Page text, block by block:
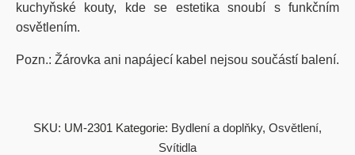
kuchyňské kouty, kde se estetika snoubí s funkčním
osvětlením.
Pozn.: Žárovka ani napájecí kabel nejsou součástí balení.
SKU: UM-2301 Kategorie: Bydlení a doplňky, Osvětlení,
Svítidla